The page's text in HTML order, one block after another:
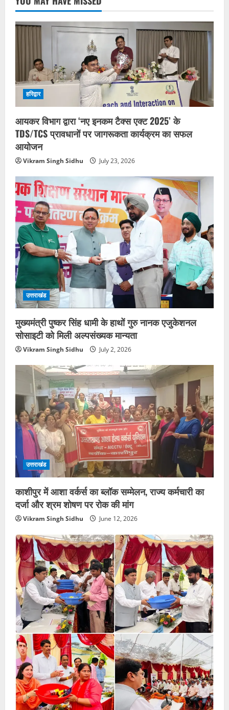
हरिद्वार
आयकर विभाग द्वारा ‘नए इनकम टैक्स एक्ट 2025’ के
TDS/TCS प्रावधानों पर जागरूकता कार्यक्रम का सफल
आयोजन
Vikram Singh Sidhu July 23, 2026
उत्तराखंड
मुख्यमंत्री पुष्कर सिंह धामी के हाथों गुरु नानक एजुकेशनल
सोसाइटी को मिली अल्पसंख्यक मान्यता
Vikram Singh Sidhu July 2, 2026
उत्तराखंड
काशीपुर में आशा वर्कर्स का ब्लॉक सम्मेलन, राज्य कर्मचारी का
दर्जा और श्रम शोषण पर रोक की मांग
Vikram Singh Sidhu June 12, 2026